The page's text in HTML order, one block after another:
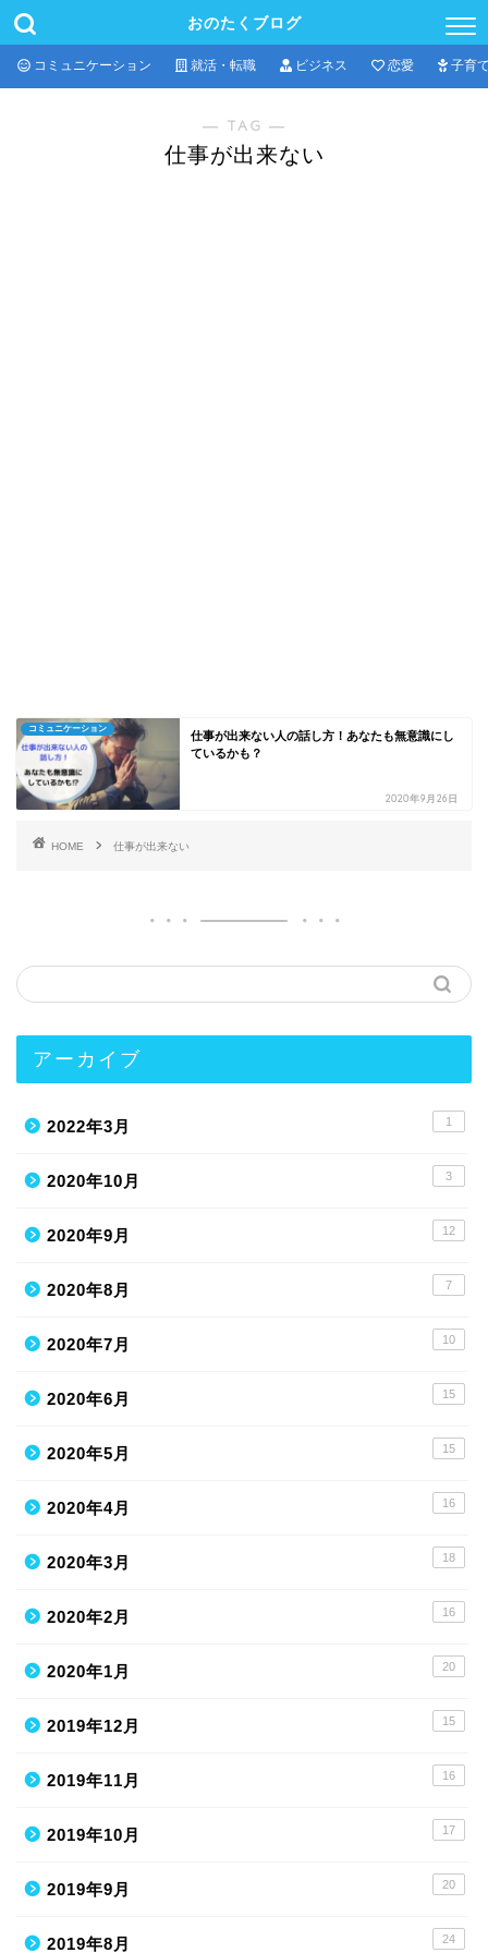
おのたくブログ
コミュニケーション 就活・転職 ビジネス 恋愛 子育
― TAG ―
仕事が出来ない
コミュニケーション
仕事が出来ない人の話し方！あなたも無意識にし
ているかも？
2020年9月26日
HOME 仕事が出来ない
アーカイブ
2022年3月 1
2020年10月 3
2020年9月 12
2020年8月 7
2020年7月 10
2020年6月 15
2020年5月 15
2020年4月 16
2020年3月 18
2020年2月 16
2020年1月 20
2019年12月 15
2019年11月 16
2019年10月 17
2019年9月 20
2019年8月 24